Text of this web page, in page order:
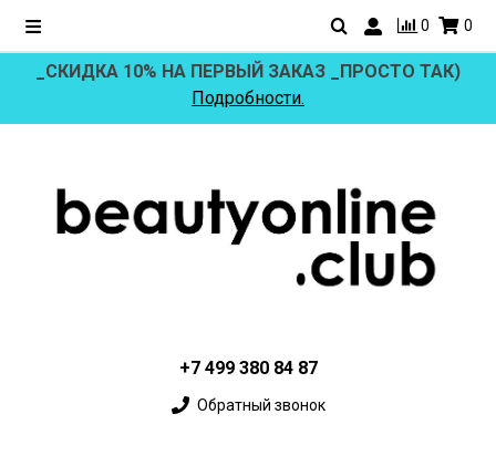
0 0
_СКИДКА 10% НА ПЕРВЫЙ ЗАКАЗ _ПРОСТО ТАК)
Подробности.
+7 499 380 84 87
Обратный звонок